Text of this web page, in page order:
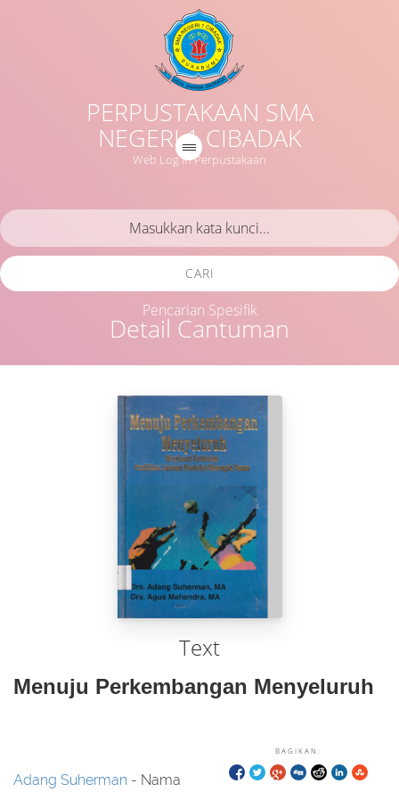
PERPUSTAKAAN SMA
NEGERI 1 CIBADAK
Web Log in Perpustakaan
Detail Cantuman
CARI
Pencarian Spesifik
Text
Menuju Perkembangan Menyeluruh
BAGIKAN:
Adang Suherman - Nama